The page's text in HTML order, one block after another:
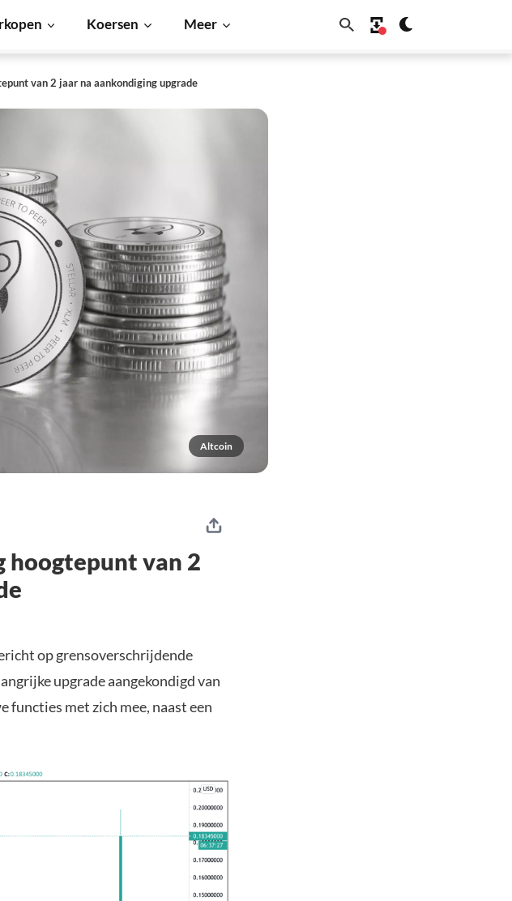
Koersen Meer
van 2 jaar na aankondiging upgrade
Altcoin
hoogtepunt van 2
op grensoverschrijdende
upgrade aangekondigd van
met zich mee, naast een